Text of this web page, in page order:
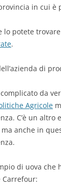
in cui è
lo potete
.
di
da
Agricole
C’è un altro
ma anche in
di uova che
Carrefour: